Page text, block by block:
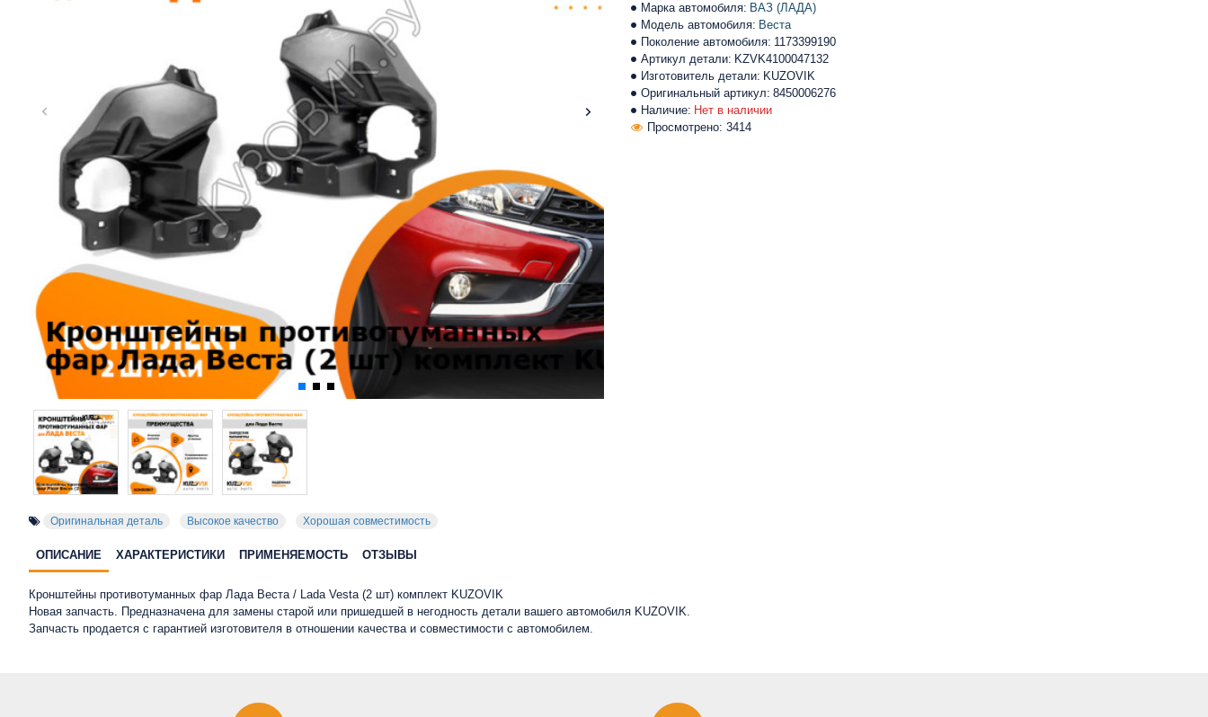
Оригинальная деталь Высокое качество Хорошая совместимость
Наличие: Нет в наличии
Марка автомобиля: ВАЗ (ЛАДА)
Модель автомобиля: Веста
Поколение автомобиля: 1173399190
Артикул детали: KZVK4100047132
Изготовитель детали: KUZOVIK
Оригинальный артикул: 8450006276
Просмотрено: 3414
ОПИСАНИЕ ХАРАКТЕРИСТИКИ ПРИМЕНЯЕМОСТЬ ОТЗЫВЫ
Кронштейны противотуманных фар Лада Веста / Lada Vesta (2 шт) комплект KUZOVIK
Новая запчасть. Предназначена для замены старой или пришедшей в негодность детали вашего автомобиля KUZOVIK.
Запчасть продается с гарантией изготовителя в отношении качества и совместимости с автомобилем.